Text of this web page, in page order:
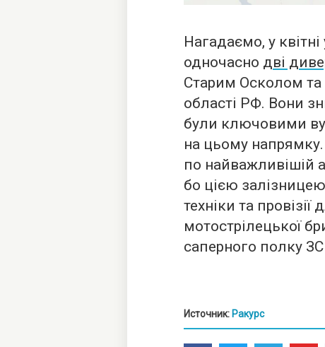
Нагадаємо, у
одночасно дві
Старим Осколом та
області РФ. Вони
були ключовими
на цьому
по найважливішій
бо цією
техніки та провізії
мотострілецької
саперного полку ЗС
Источник: Ракурс